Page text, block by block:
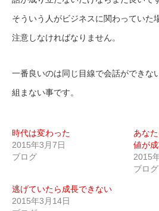
そういう人がビジネスに関わっていた
注意しなければなりません。
一番良いのは同じ目線で会話ができな
組まない事です。
時代は変わった
2015年3月7日
ブログ
あな
値が成
2015
ブログ
逃げていたら成長できない
2015年3月14日